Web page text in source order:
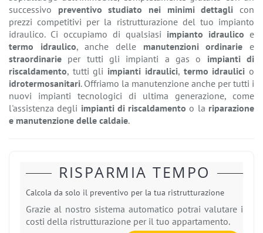
successivo preventivo studiato nei minimi dettagli con
prezzi competitivi per la ristrutturazione del tuo impianto
idraulico. Ci occupiamo di qualsiasi impianto idraulico e
termo idraulico, anche delle manutenzioni ordinarie e
straordinarie per tutti gli impianti a gas o impianti di
riscaldamento, tutti gli impianti idraulici, termo idraulici o
idrotermosanitari. Offriamo la manutenzione anche per tutti i
nuovi impianti tecnologici di ultima generazione, come
l'assistenza degli impianti di riscaldamento o la riparazione
e manutenzione delle caldaie.
RISPARMIA TEMPO
Calcola da solo il preventivo per la tua ristrutturazione
Grazie al nostro sistema automatico potrai valutare i
costi della ristrutturazione per il tuo appartamento.